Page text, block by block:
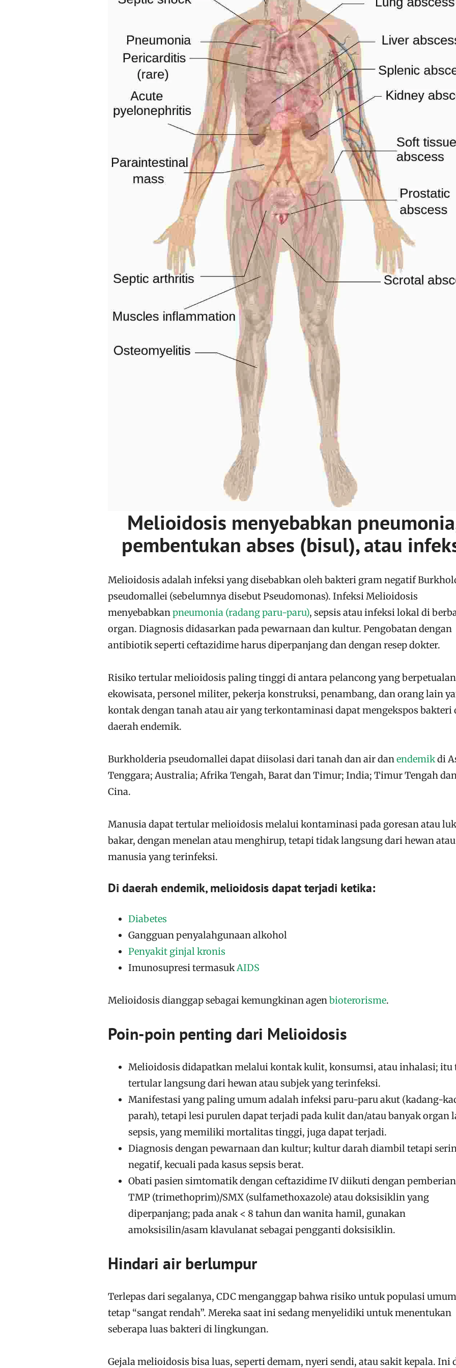
Melioidosis menyebabkan
pembentukan abses (bisul), atau
Melioidosis adalah infeksi yang disebabkan oleh bakteri gram negatif
pseudomallei (sebelumnya disebut Pseudomonas). Infeksi Melioidosis
menyebabkan pneumonia (radang paru-paru), sepsis atau infeksi lokal di
organ. Diagnosis didasarkan pada pewarnaan dan kultur. Pengobatan dengan
antibiotik seperti ceftazidime harus diperpanjang dan dengan resep dokter.
Risiko tertular melioidosis paling tinggi di antara pelancong yang
ekowisata, personel militer, pekerja konstruksi, penambang, dan orang lain
kontak dengan tanah atau air yang terkontaminasi dapat mengekspos bakteri
daerah endemik.
Burkholderia pseudomallei dapat diisolasi dari tanah dan air dan endemikdi
Tenggara; Australia; Afrika Tengah, Barat dan Timur; India; Timur Tengah dan
Cina.
Manusia dapat tertular melioidosis melalui kontaminasi pada goresan atau
bakar, dengan menelan atau menghirup, tetapi tidak langsung dari hewan atau
manusia yang terinfeksi.
Di daerah endemik, melioidosis dapat terjadi ketika:
Diabetes
Gangguan penyalahgunaan alkohol
Penyakit ginjal kronis
Imunosupresi termasuk AIDS
Melioidosis dianggap sebagai kemungkinan agen bioterorisme.
Poin-poin penting dari Melioidosis
Melioidosis didapatkan melalui kontak kulit, konsumsi, atau inhalasi; itu
tertular langsung dari hewan atau subjek yang terinfeksi.
Manifestasi yang paling umum adalah infeksi paru-paru akut (kadang-
parah), tetapi lesi purulen dapat terjadi pada kulit dan/atau banyak organ
sepsis, yang memiliki mortalitas tinggi, juga dapat terjadi.
Diagnosis dengan pewarnaan dan kultur; kultur darah diambil tetapi
negatif, kecuali pada kasus sepsis berat.
Obati pasien simtomatik dengan ceftazidime IV diikuti dengan pemberian
TMP (trimethoprim)/SMX (sulfamethoxazole) atau doksisiklin yang
diperpanjang; pada anak < 8 tahun dan wanita hamil, gunakan
amoksisilin/asam klavulanat sebagai pengganti doksisiklin.
Hindari air berlumpur
Terlepas dari segalanya, CDC menganggap bahwa risiko untuk populasi umum
tetap “sangat rendah”. Mereka saat ini sedang menyelidiki untuk menentukan
seberapa luas bakteri di lingkungan.
Gejala melioidosis bisa luas, seperti demam, nyeri sendi, atau sakit kepala. Ini